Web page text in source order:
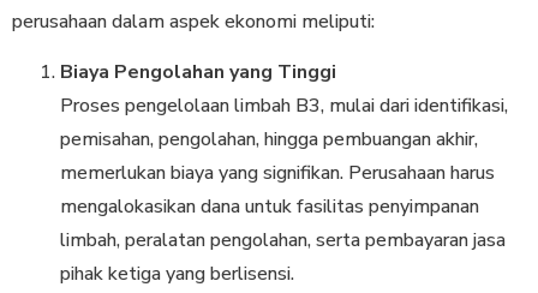
perusahaan dalam aspek ekonomi meliputi:
Biaya Pengolahan yang Tinggi
Proses pengelolaan limbah B3, mulai dari identifikasi,
pemisahan, pengolahan, hingga pembuangan akhir,
memerlukan biaya yang signifikan. Perusahaan harus
mengalokasikan dana untuk fasilitas penyimpanan
limbah, peralatan pengolahan, serta pembayaran jasa
pihak ketiga yang berlisensi.